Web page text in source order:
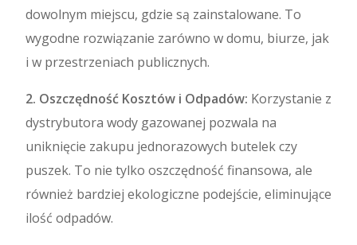
dowolnym miejscu, gdzie są zainstalowane. To
wygodne rozwiązanie zarówno w domu, biurze, jak
i w przestrzeniach publicznych.
2. Oszczędność Kosztów i Odpadów: Korzystanie z
dystrybutora wody gazowanej pozwala na
uniknięcie zakupu jednorazowych butelek czy
puszek. To nie tylko oszczędność finansowa, ale
również bardziej ekologiczne podejście, eliminujące
ilość odpadów.